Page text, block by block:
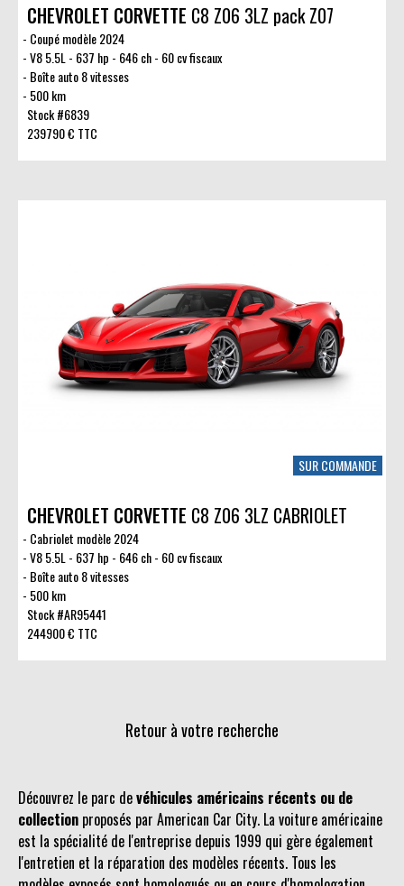
Découvrez le parc devéhicules américains récents ou de
collection proposés par American Car City. La voiture américaine
est la spécialité de l'entreprise depuis 1999 qui gère également
l'entretien et la réparation des modèles récents. Tous les
CHEVROLET CORVETTE C8 Z06 3LZ pack Z07
Coupé modèle 2024
V8 5.5L - 637 hp - 646 ch - 60 cv fiscaux
Boîte auto 8 vitesses
500 km
Stock #6839
239790 € TTC
SUR COMMANDE
CHEVROLET CORVETTE C8 Z06 3LZ CABRIOLET
Cabriolet modèle 2024
V8 5.5L - 637 hp - 646 ch - 60 cv fiscaux
Boîte auto 8 vitesses
500 km
Stock #AR95441
244900 € TTC
Retour à votre recherche